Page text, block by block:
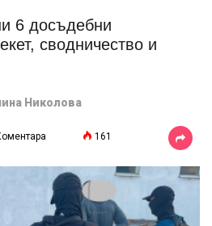
6 досъдебни
сводничество и
Николова
161